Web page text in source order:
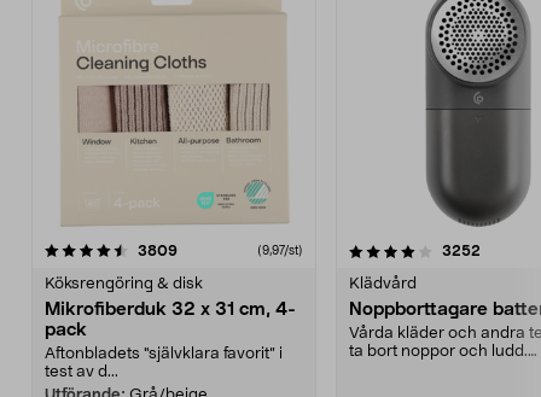
3809recensioner (9,97/st)
Köksrengöring & disk
Mikrofiberduk 32 x 31 cm, 4-
pack
Aftonbladets "självklara favorit” i
test av d...
4.0av 5 stjärnor 3252
Klädvård
Noppborttagare
Vårda kläder och andra
ta bort noppor och ludd.
4.5av 5 stjärnor